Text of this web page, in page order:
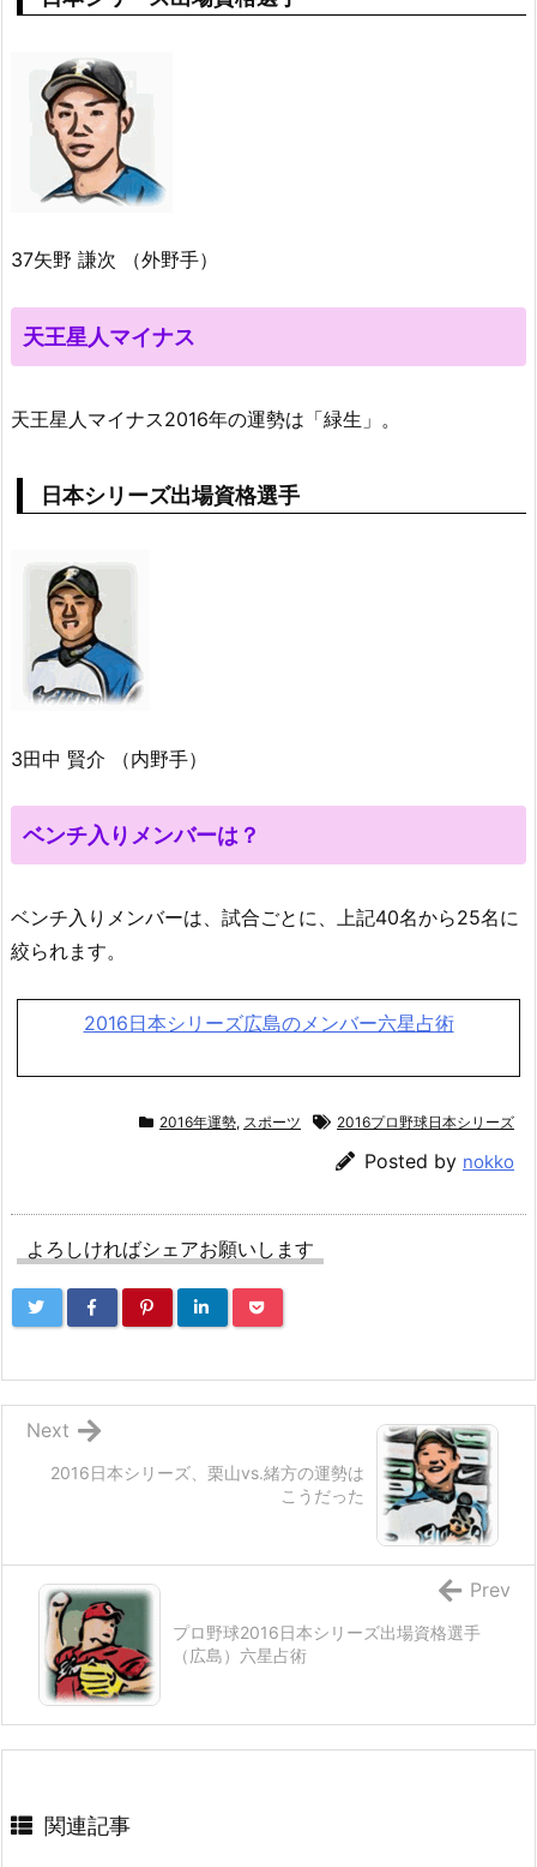
37矢野 謙次 （外野手）
天王星人マイナス
天王星人マイナス2016年の運勢は「緑生」。
日本シリーズ出場資格選手
3田中 賢介 （内野手）
ベンチ入りメンバーは？
ベンチ入りメンバーは、試合ごとに、上記40名から25名に
絞られます。
2016日本シリーズ広島のメンバー六星占術
2016年運勢, スポーツ 2016プロ野球日本シリーズ
Posted by nokko
よろしければシェアお願いします
2016日本シリーズ、栗山vs.緒方の運勢は
こうだった
Next
プロ野球2016日本シリーズ出場資格選手
（広島）六星占術
Prev
関連記事